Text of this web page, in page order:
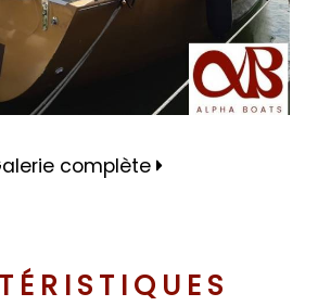
complète